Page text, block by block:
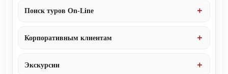
Поиск туров On-Line
Корпоративным клиентам
Экскурсии